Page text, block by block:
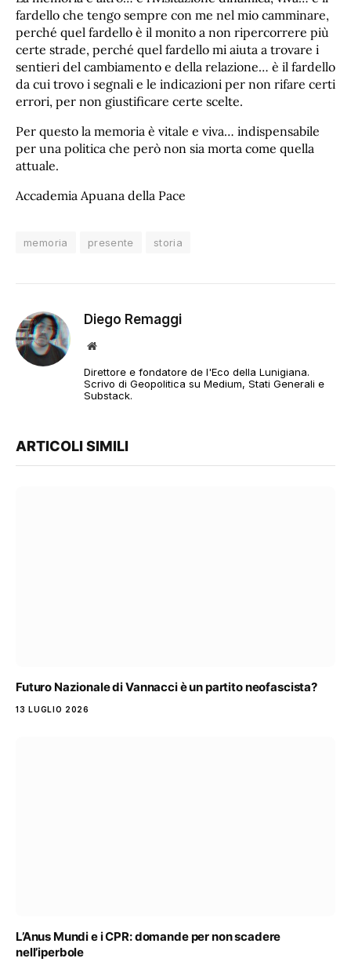
fardello che tengo sempre con me nel mio camminare,
perché quel fardello è il monito a non ripercorrere più
certe strade, perché quel fardello mi aiuta a trovare i
sentieri del cambiamento e della relazione… è il fardello
da cui trovo i segnali e le indicazioni per non rifare certi
errori, per non giustificare certe scelte.
Per questo la memoria è vitale e viva… indispensabile
per una politica che però non sia morta come quella
attuale.
Accademia Apuana della Pace
memoria presente storia
Diego Remaggi
Sito
Direttore e fondatore de l'Eco della Lunigiana.
Scrivo di Geopolitica su Medium, Stati Generali e
Substack.
ARTICOLI SIMILI
Futuro Nazionale di Vannacci è un partito neofascista?
13 LUGLIO 2026
L’Anus Mundi e i CPR: domande per non scadere
nell’iperbole